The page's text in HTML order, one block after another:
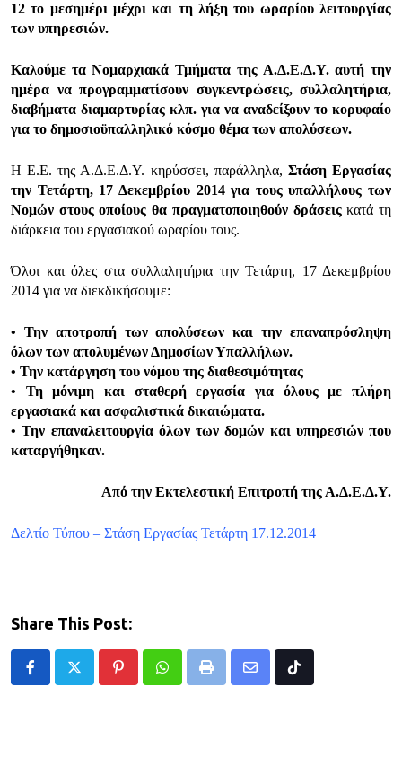
12 το μεσημέρι μέχρι και τη λήξη του ωραρίου λειτουργίας
των υπηρεσιών.
Καλούμε τα Νομαρχιακά Τμήματα της Α.Δ.Ε.Δ.Υ. αυτή την
ημέρα να προγραμματίσουν συγκεντρώσεις, συλλαλητήρια,
διαβήματα διαμαρτυρίας κλπ. για να αναδείξουν το κορυφαίο
για το δημοσιοϋπαλληλικό κόσμο θέμα των απολύσεων.
Η Ε.Ε. της Α.Δ.Ε.Δ.Υ. κηρύσσει, παράλληλα, Στάση Εργασίας
την Τετάρτη, 17 Δεκεμβρίου 2014 για τους υπαλλήλους των
Νομών στους οποίους θα πραγματοποιηθούν δράσεις κατά τη
διάρκεια του εργασιακού ωραρίου τους.
Όλοι και όλες στα συλλαλητήρια την Τετάρτη, 17 Δεκεμβρίου
2014 για να διεκδικήσουμε:
• Την αποτροπή των απολύσεων και την επαναπρόσληψη
όλων των απολυμένων Δημοσίων Υπαλλήλων.
• Την κατάργηση του νόμου της διαθεσιμότητας
• Τη μόνιμη και σταθερή εργασία για όλους με πλήρη
εργασιακά και ασφαλιστικά δικαιώματα.
• Την επαναλειτουργία όλων των δομών και υπηρεσιών που
καταργήθηκαν.
Από την Εκτελεστική Επιτροπή της Α.Δ.Ε.Δ.Υ.
Δελτίο Τύπου – Στάση Εργασίας Τετάρτη 17.12.2014
Share This Post:
PinterestWhatsappPrint
Share
Tiktok